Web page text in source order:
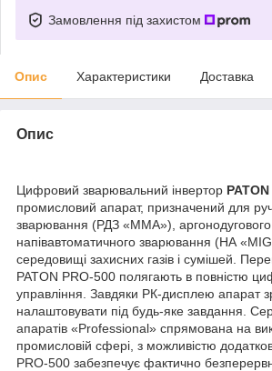
Замовлення під захистом
Опис Характеристики Доставка
Опис
Цифровий зварювальний інвертор
промисловий апарат, призначений для
зварювання (РДЗ «MMA»),
напівавтоматичного зварювання (НА
середовищі захисних газів і сумішей.
PATON PRO-500 полягають в повністю
управління. Завдяки РК-дисплею апарат
налаштовувати під будь-яке завдання.
апаратів «Professional» спрямована на
промисловій сфері, з можливістю
PRO-500 забезпечує фактично